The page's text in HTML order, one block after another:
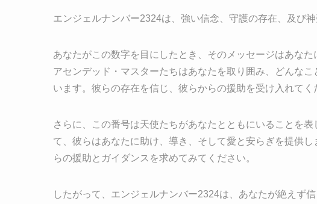
エンジェルナンバー2324は、強い信念、守護の存在、及び神
あなたがこの数字を目にしたとき、そのメッセージはあな
アセンデッド・マスターたちはあなたを取り囲み、どんな
います。彼らの存在を信じ、彼らからの援助を受け入れてく
さらに、この番号は天使たちがあなたとともにいることを
て、彼らはあなたに助け、導き、そして愛と安らぎを提供
らの援助とガイダンスを求めてみてください。
したがって、エンジェルナンバー2324は、あなたが絶えず